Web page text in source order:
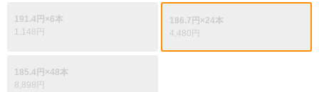
191.4円×6本
1,148円
186.7円×24本
4,480円
185.4円×48本
8,898円